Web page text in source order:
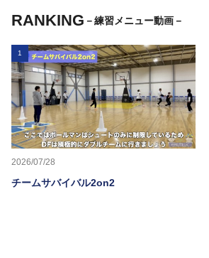
RANKING －練習メニュー動画－
1
2026/07/28
チームサバイバル2on2